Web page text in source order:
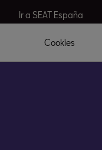
Ir a SEAT España
Cookies